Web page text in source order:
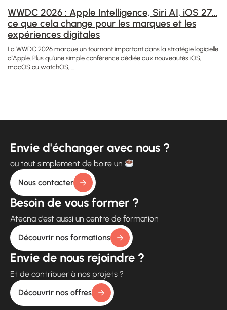
WWDC 2026 : Apple Intelligence, Siri AI, iOS 27…
ce que cela change pour les marques et les
expériences digitales
La WWDC 2026 marque un tournant important dans la stratégie logicielle
d’Apple. Plus qu’une simple conférence dédiée aux nouveautés iOS,
macOS ou watchOS, ...
Envie d'échanger avec nous ?
ou tout simplement de boire un
Nous contacter
Besoin de vous former ?
Atecna c'est aussi un centre de formation
Découvrir nos formations
Envie de nous rejoindre ?
Et de contribuer à nos projets ?
Découvrir nos offres